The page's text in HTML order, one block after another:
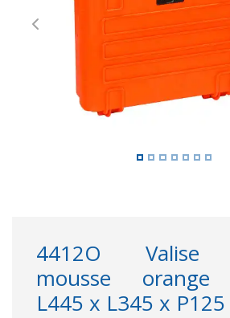
Previous
4412O Valise
mousse orange
L445 x L345 x P125